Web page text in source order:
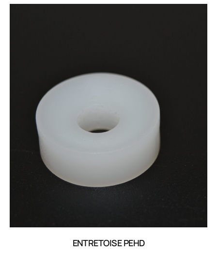
ENTRETOISE PEHD